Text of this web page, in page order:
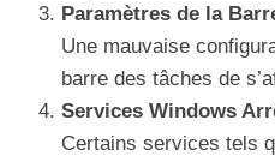
Paramètres de la
Une mauvaise
barre des tâches de
Services Windows
Certains services tels